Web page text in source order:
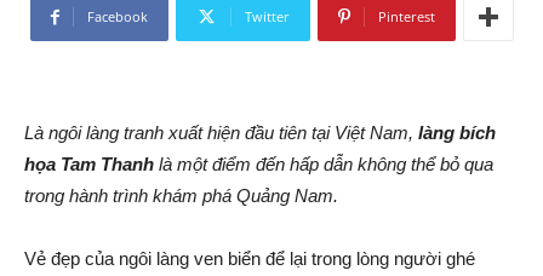
Facebook Twitter Pinterest
Là ngôi làng tranh xuất hiện đầu tiên tại Việt Nam, làng bích
họa Tam Thanh là một điểm đến hấp dẫn không thể bỏ qua
trong hành trình khám phá Quảng Nam.
Vẻ đẹp của ngôi làng ven biển để lại trong lòng người ghé